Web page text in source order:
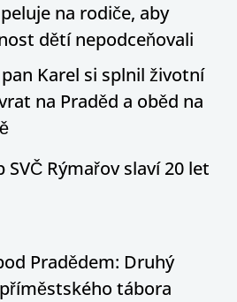
na rodiče, aby
dětí nepodceňovali
Karel si splnil životní
na Praděd a oběd na
SVČ Rýmařov slaví 20 let
Pradědem: Druhý
tábora